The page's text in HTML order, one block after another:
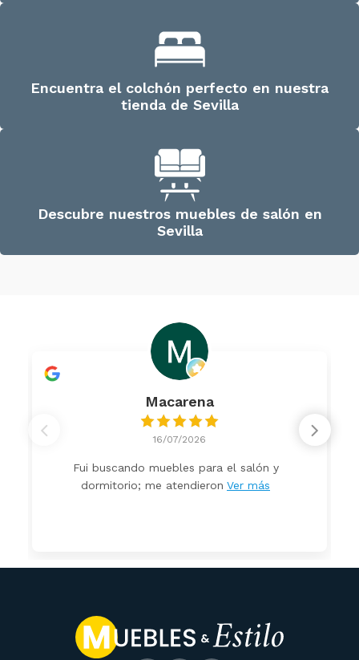
Encuentra el colchón perfecto en nuestra
tienda de Sevilla
Descubre nuestros muebles de salón en
Sevilla
Macarena
16/07/2026
Fui buscando muebles para el salón y
dormitorio; me atendieron Ver más